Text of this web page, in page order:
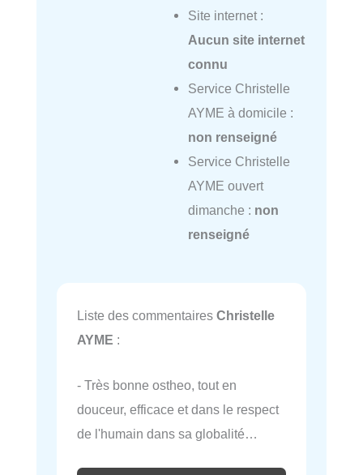
Site internet :
Aucun site internet
connu
Service Christelle
AYME à domicile :
non renseigné
Service Christelle
AYME ouvert
dimanche : non
renseigné
Liste des commentaires Christelle
AYME :
- Très bonne ostheo, tout en
douceur, efficace et dans le respect
de l'humain dans sa globalité…